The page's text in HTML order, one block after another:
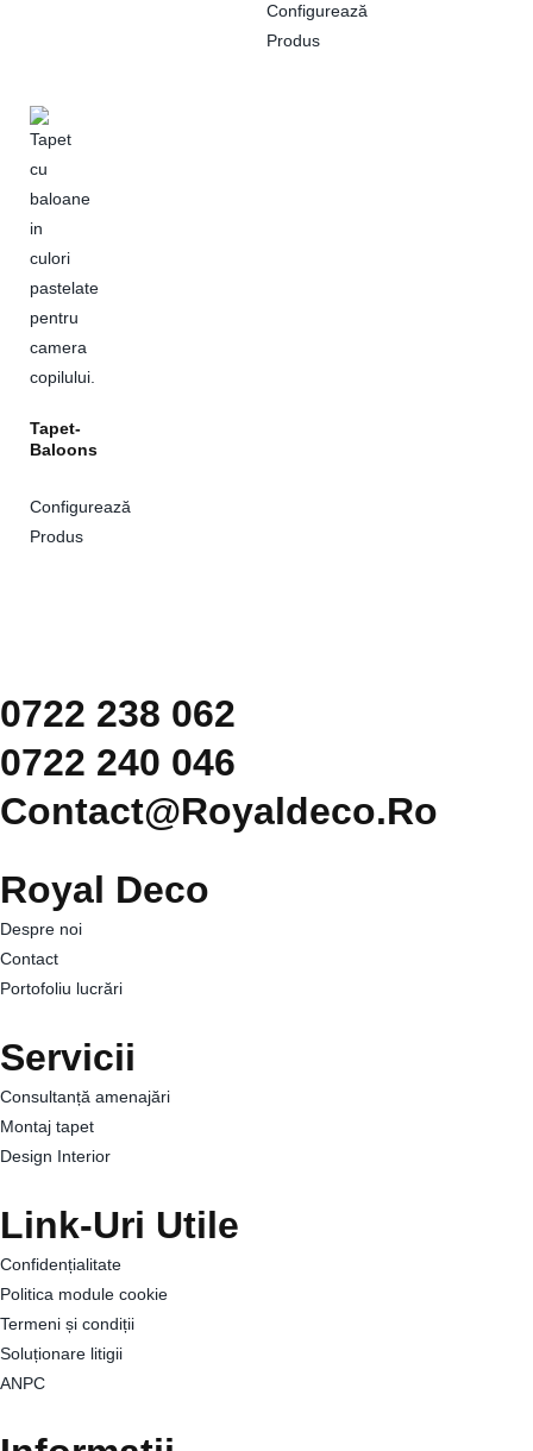
Configurează
Produs
Tapet-
Baloons
Configurează
Produs
0722 238 062
0722 240 046
Contact@royaldeco.ro
Royal Deco
Despre noi
Contact
Portofoliu lucrări
Servicii
Consultanță amenajări
Montaj tapet
Design Interior
Link-Uri Utile
Confidențialitate
Politica module cookie
Termeni și condiții
Soluționare litigii
ANPC